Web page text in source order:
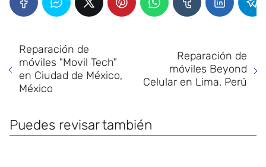
Reparación de
móviles "Movil Tech"
en Ciudad de México,
México
Reparación de
móviles Beyond
Celular en Lima, Perú
Puedes revisar también